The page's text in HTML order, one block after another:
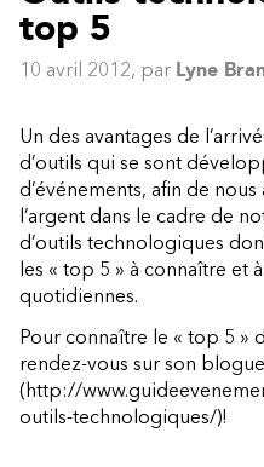
À propos
Ressources
top 5
10 avril 2012, par Lyne
Un des avantages de
d’outils qui se sont
d’événements, afin de
l’argent dans le cadre de
d’outils technologiques
les « top 5 » à connaître et
quotidiennes.
Pour connaître le « top 5 »
rendez-vous sur son blogue
(http://
outils-technologiques/)!